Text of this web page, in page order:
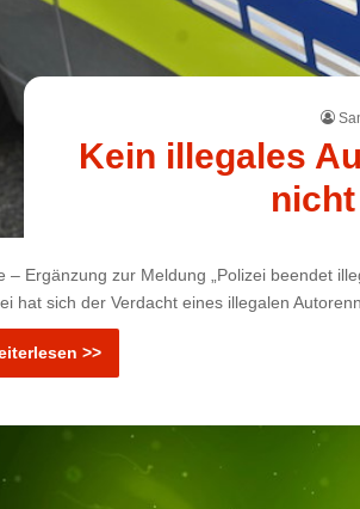
Kein illegales
– Ergänzung zur Meldung „Polizei beendet
hat sich der Verdacht eines illegalen
>>